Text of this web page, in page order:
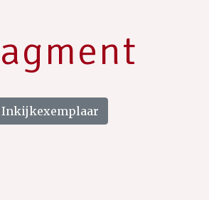
Inkijkexemplaar